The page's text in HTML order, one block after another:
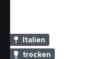
Italien
trocken